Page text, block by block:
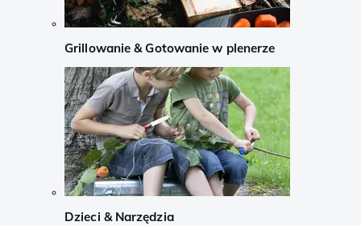
Grillowanie & Gotowanie w plenerze
Dzieci & Narzędzia